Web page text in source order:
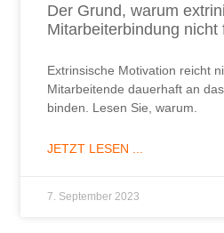
Der Grund, warum
Mitarbeiterbindung nicht
Extrinsische Motivation reicht
Mitarbeitende dauerhaft an
binden. Lesen Sie, warum.
JETZT LESEN ...
7. September 2023